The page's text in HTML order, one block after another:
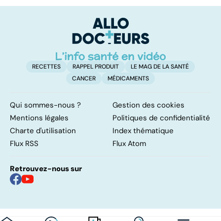
d'angine ?
RECETTES RAPPEL PRODUIT
LE MAG DE LA SANTÉ
CANCER
MÉDICAMENTS
Qui sommes-nous ?
Gestion des cookies
Mentions légales
Politiques de confidentialité
Charte d'utilisation
Index thématique
Flux RSS
Flux Atom
Retrouvez-nous sur